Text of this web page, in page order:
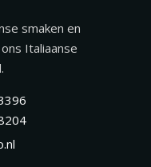
smaken en
Italiaanse